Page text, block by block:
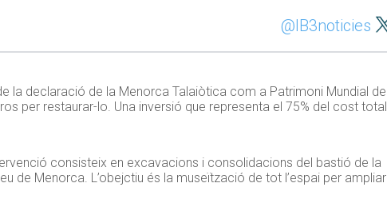
@IB3noticies
la declaració de la Menorca Talaiòtica com a Patrimoni Mundial de
per restaurar-lo. Una inversió que representa el 75% del cost total
consisteix en excavacions i consolidacions del bastió de la
de Menorca. L’obejctiu és la museïtzació de tot l’espai per ampliar